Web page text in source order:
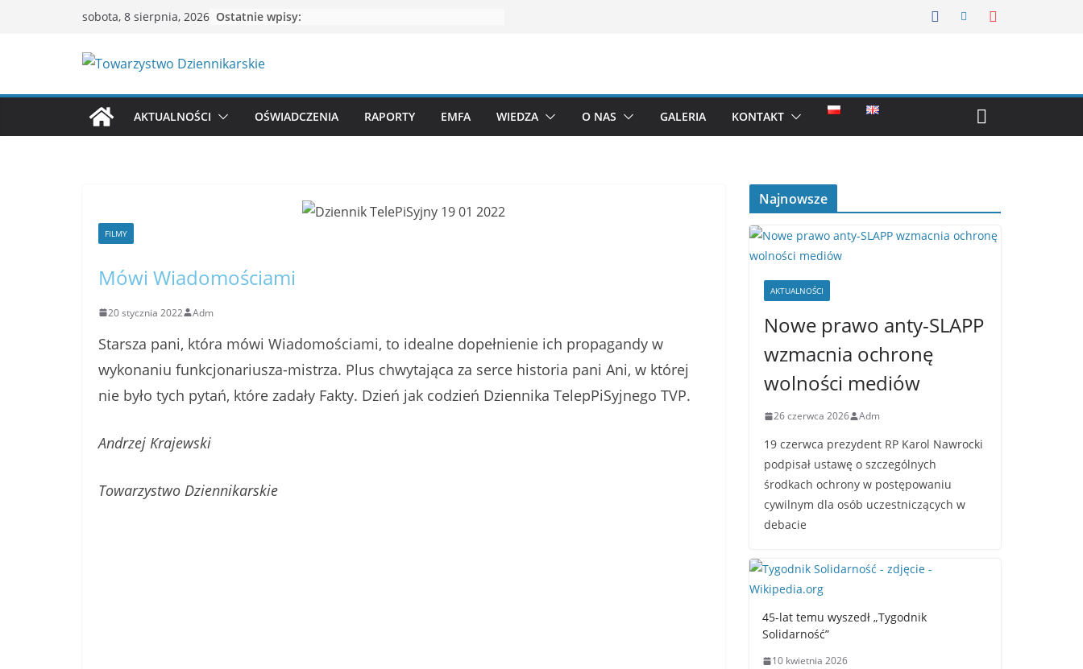
sobota, 8 sierpnia, 2026 Ostatnie wpisy:
AKTUALNOŚCI OŚWIADCZENIA RAPORTY EMFA WIEDZA O NAS GALERIA KONTAKT
FILMY
Mówi Wiadomościami
20 stycznia 2022 Adm
Starsza pani, która mówi Wiadomościami, to idealne dopełnienie ich propagandy w
wykonaniu funkcjonariusza-mistrza. Plus chwytająca za serce historia pani Ani, w której
nie było tych pytań, które zadały Fakty. Dzień jak codzień Dziennika TelepPiSyjnego TVP.
Andrzej Krajewski
Towarzystwo Dziennikarskie
Najnowsze
AKTUALNOŚCI
Nowe prawo anty-SLAPP
wzmacnia ochronę
wolności mediów
26 czerwca 2026 Adm
19 czerwca prezydent RP Karol Nawrocki
podpisał ustawę o szczególnych
środkach ochrony w postępowaniu
cywilnym dla osób uczestniczących w
debacie
45-lat temu wyszedł „Tygodnik
Solidarność”
10 kwietnia 2026